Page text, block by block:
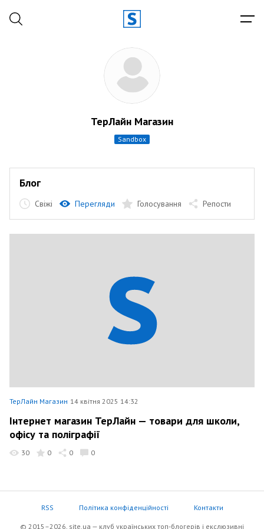
ТерЛайн Магазин
sandbox
Блог
Свіжі Перегляди Голосування Репости
ТерЛайн Магазин 14 квітня 2025 14:32
Інтернет магазин ТерЛайн — товари для школи,
офісу та поліграфії
30 0 0 0
RSS Політика конфіденційності Контакти
© 2015–2026, site.ua — клуб українських топ-блогерів i екслюзивнi